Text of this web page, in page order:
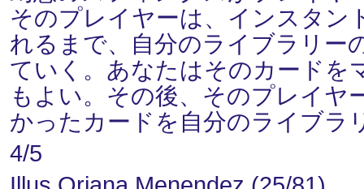
そのプレイヤーは、インスタン
れるまで、自分のライブラリー
ていく。あなたはそのカードを
もよい。その後、そのプレイヤ
かったカードを自分のライブラ
4/5